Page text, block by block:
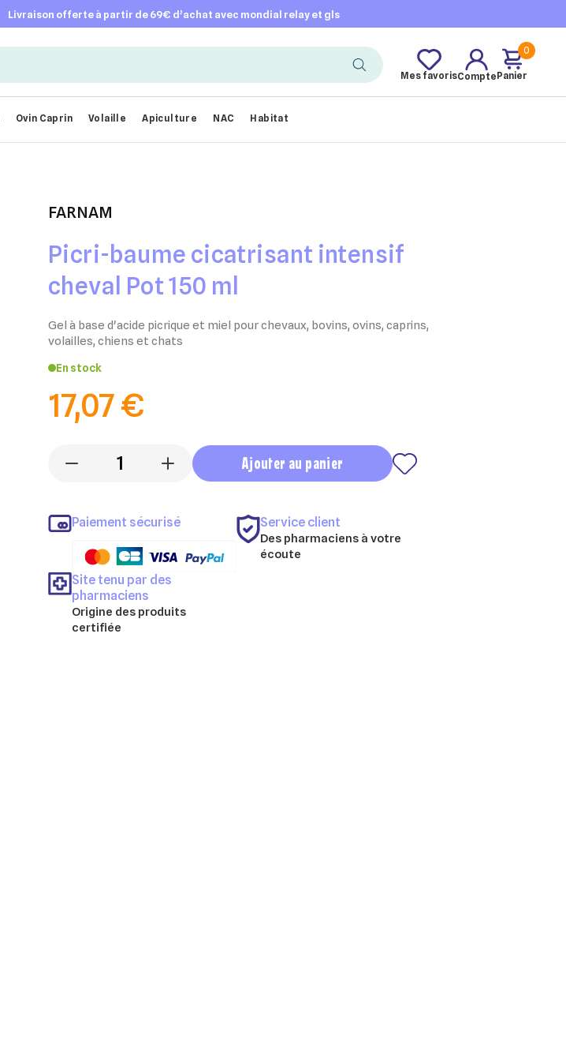
livraison offerte à partir de 69€ d’achat avec mondial relay et gls
Mes favorisCompte
0
Panier
Ovin Caprin Volaille Apiculture NAC Habitat
FARNAM
Picri-baume cicatrisant intensif
cheval Pot 150 ml
Gel à base d'acide picrique et miel pour chevaux, bovins, ovins, caprins,
volailles, chiens et chats
En stock
17,07 €
- + Ajouter au panier
Paiement sécurisé Service client
Des pharmaciens à votre
écoute
Site tenu par des
pharmaciens
Origine des produits
certifiée